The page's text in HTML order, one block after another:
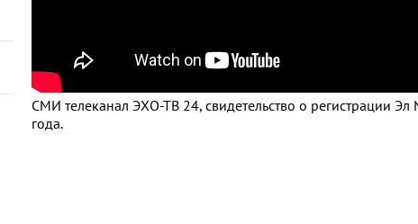
СМИ телеканал ЭХО-ТВ 24, свидетельство о регистрации
года.